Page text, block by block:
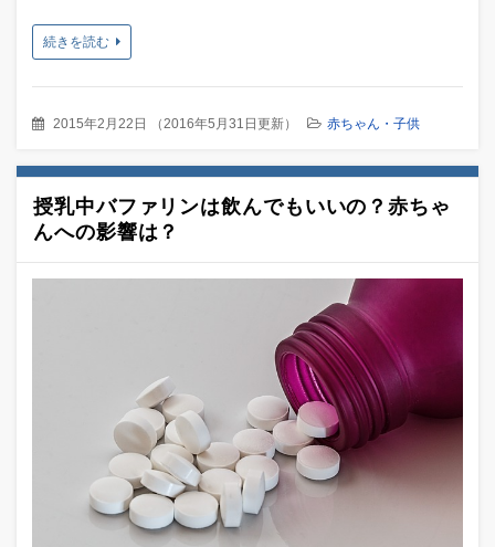
続きを読む
2015年2月22日 （2016年5月31日更新） 赤ちゃん・子供
授乳中バファリンは飲んでもいいの？赤ちゃ
んへの影響は？